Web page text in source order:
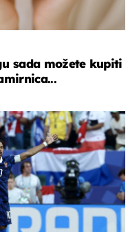
sada možete kupiti